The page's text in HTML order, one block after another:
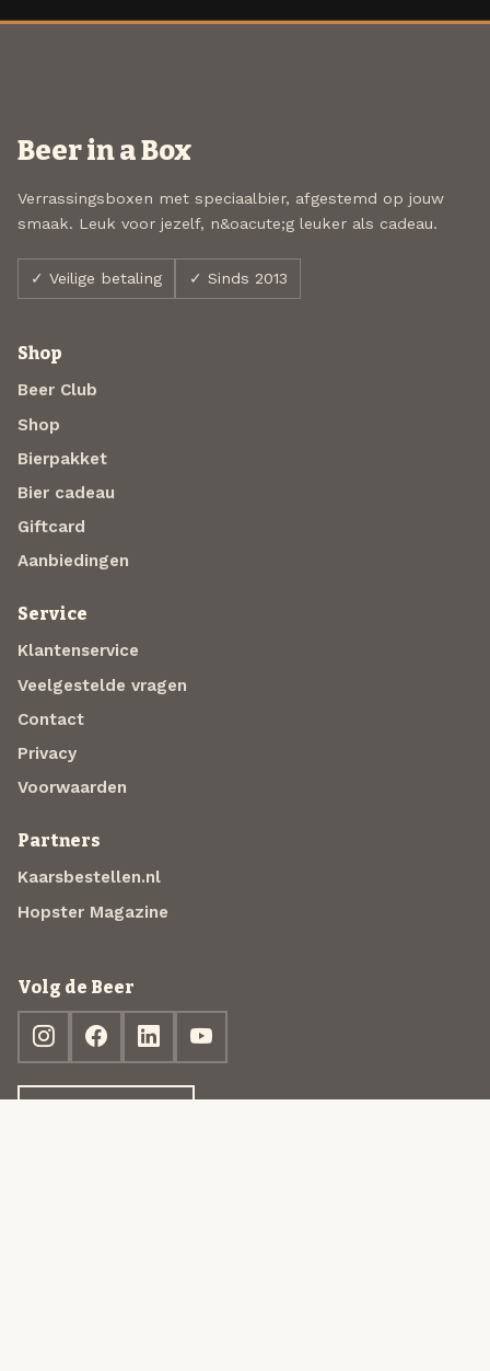
Beer in a Box
Verrassingsboxen met speciaalbier, afgestemd op jouw
smaak. Leuk voor jezelf, n&oacute;g leuker als cadeau.
✓ Veilige betaling ✓ Sinds 2013
Shop
Beer Club
Shop
Bierpakket
Bier cadeau
Giftcard
Aanbiedingen
Service
Klantenservice
Veelgestelde vragen
Contact
Privacy
Voorwaarden
Partners
Kaarsbestellen.nl
Hopster Magazine
Volg de Beer